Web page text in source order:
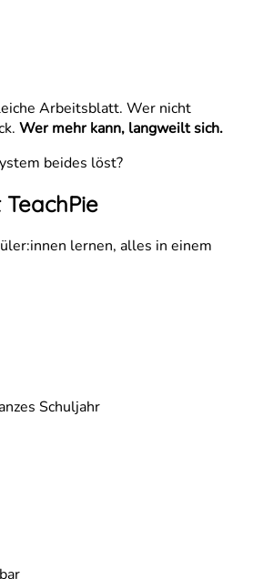
Arbeitsblatt. Wer nicht
Wer mehr kann, langweilt sich.
beides löst?
TeachPie
lernen, alles in einem
Schuljahr